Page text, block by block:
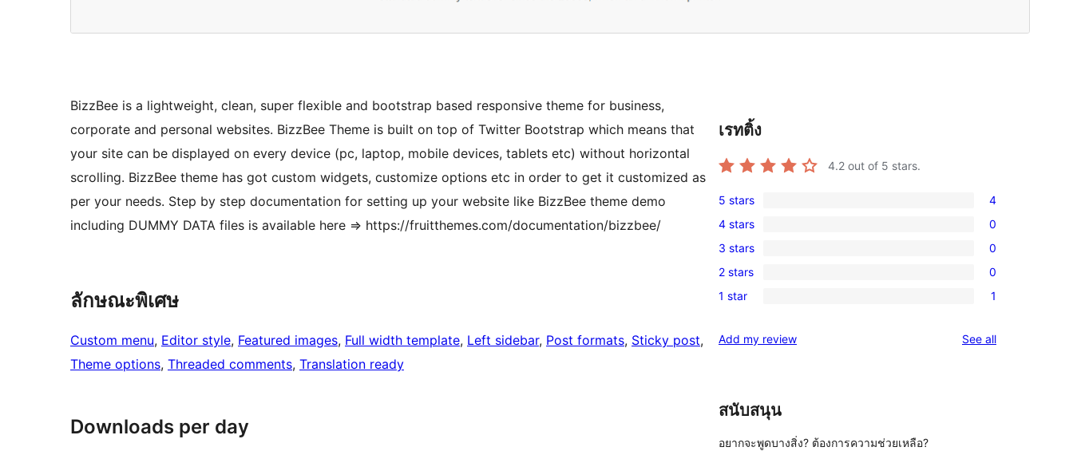
BizzBee is a lightweight, clean, super flexible and bootstrap based responsive theme for business,
corporate and personal websites. BizzBee Theme is built on top of Twitter Bootstrap which means that
your site can be displayed on every device (pc, laptop, mobile devices, tablets etc) without horizontal
scrolling. BizzBee theme has got custom widgets, customize options etc in order to get it customized as
per your needs. Step by step documentation for setting up your website like BizzBee theme demo
including DUMMY DATA files is available here => https://fruitthemes.com/documentation/bizzbee/
ลักษณะพิเศษ
Custom menu, Editor style, Featured images, Full width template, Left sidebar, Post formats, Sticky post
Theme options, Threaded comments, Translation ready
Downloads per day
เรทติ้ง
4.2 out of 5 stars.
4
5-
star
reviews
5 stars 4
0
4-
star
reviews
4 stars 0
0
3-
star
3 stars 0
0
2-
reviews
2 stars 0
1
star
1 star 1
Add my review See allreviews
สนับสนุน
อยากจะพูดบางสิ่ง? ต้องการความช่วยเหลือ?